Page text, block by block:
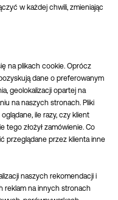
w każdej chwili, zmieniając
na plikach cookie. Oprócz
dane o preferowanym
geolokalizacji opartej na
na naszych stronach. Pliki
ile razy, czy klient
tego złożył zamówienie. Co
przeglądane przez klienta inne
naszych rekomendacji i
reklam na innych stronach